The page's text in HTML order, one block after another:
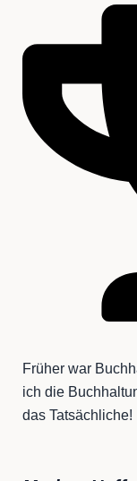
Früher war
ich die
das Tatsächliche!